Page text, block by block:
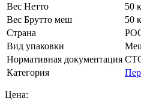
Вес Нетто
50
Вес Брутто меш
50
Страна
Вид упаковки
Нормативная документация
Категория
Цена: